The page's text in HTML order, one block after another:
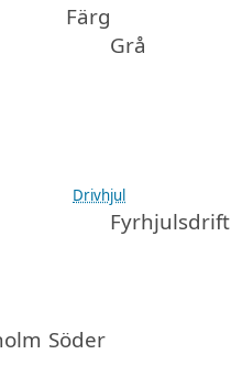
Färg
Grå
Drivhjul
Fyrhjulsdrift
Söder